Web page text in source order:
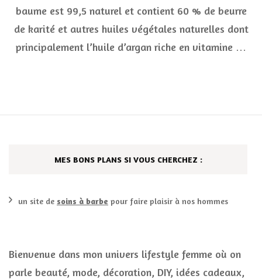
baume est 99,5 naturel et contient 60 % de beurre
de karité et autres huiles végétales naturelles dont
principalement l’huile d’argan riche en vitamine …
MES BONS PLANS SI VOUS CHERCHEZ :
un site de soins à barbe pour faire plaisir à nos hommes
Bienvenue dans mon univers lifestyle femme où on
parle beauté, mode, décoration, DIY, idées cadeaux,